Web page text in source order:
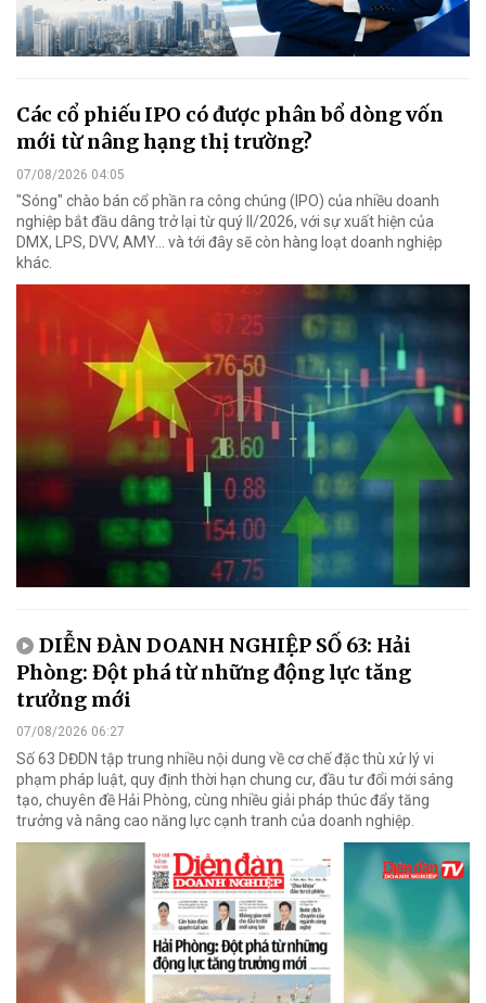
Các cổ phiếu IPO có được phân bổ dòng vốn
mới từ nâng hạng thị trường?
07/08/2026 04:05
"Sóng" chào bán cổ phần ra công chúng (IPO) của nhiều doanh
nghiệp bắt đầu dâng trở lại từ quý II/2026, với sự xuất hiện của
DMX, LPS, DVV, AMY... và tới đây sẽ còn hàng loạt doanh nghiệp
khác.
DIỄN ĐÀN DOANH NGHIỆP SỐ 63: Hải
Phòng: Đột phá từ những động lực tăng
trưởng mới
07/08/2026 06:27
Số 63 DĐDN tập trung nhiều nội dung về cơ chế đặc thù xử lý vi
phạm pháp luật, quy định thời hạn chung cư, đầu tư đổi mới sáng
tạo, chuyên đề Hải Phòng, cùng nhiều giải pháp thúc đẩy tăng
trưởng và nâng cao năng lực cạnh tranh của doanh nghiệp.